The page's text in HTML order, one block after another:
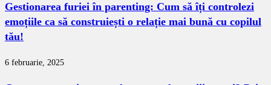
Gestionarea furiei în parenting: Cum să îți controlezi
emoțiile ca să construiești o relație mai bună cu copilul
tău!
6 februarie, 2025